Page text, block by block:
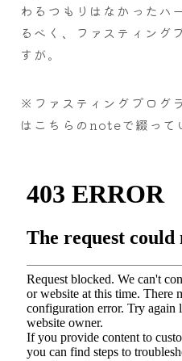
わるつもりはなかったハ
るべく、ファスティング
すが。
※ファスティングプログ
はこちらのnoteで綴って